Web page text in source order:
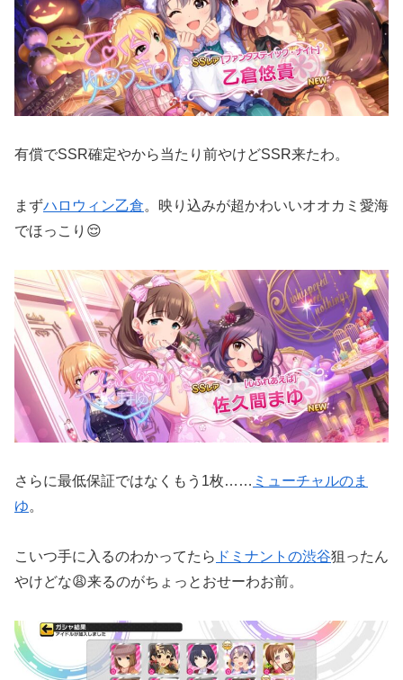
有償でSSR確定やから当たり前やけどSSR来たわ。
まずハロウィン乙倉。映り込みが超かわいいオオカミ愛海
でほっこり😌
さらに最低保証ではなくもう1枚…… ミューチャルのま
ゆ。
こいつ手に入るのわかってたら ドミナントの渋谷狙ったん
やけどな😩来るのがちょっとおせーわお前。